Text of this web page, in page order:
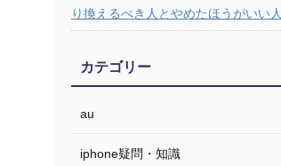
り換えるべき人とやめたほうがいい人
カテゴリー
au
iphone疑問・知識